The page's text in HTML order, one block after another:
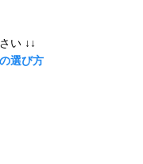
い ↓↓
選び方